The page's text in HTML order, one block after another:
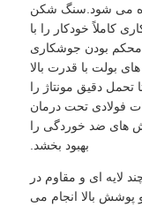
می شود.سنگ شکن
کاملاً خودکار را با
بودن جوشکاری
بولت با قدرت بالا
دقیق مونتاژ را
فولادی تحت درمان
های ضد خوردگی را
بهبود بخشد.
ای و مقاوم در
پوشش بالا انجام می